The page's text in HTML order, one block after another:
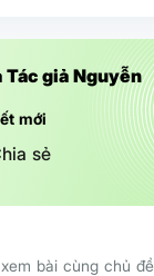
giả Nguyễn
mới
sẻ
bài cùng chủ đề